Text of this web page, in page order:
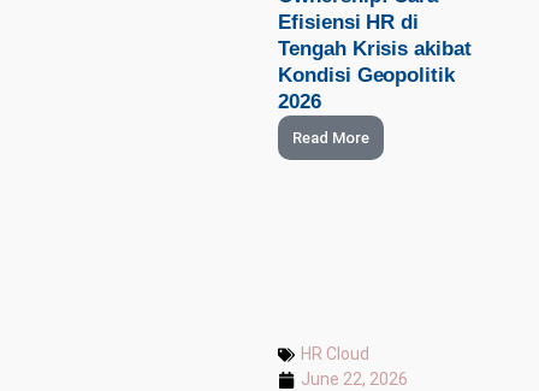
Efisiensi HR di
Tengah Krisis akibat
Kondisi Geopolitik
2026
Read More
HR Cloud
June 22, 2026